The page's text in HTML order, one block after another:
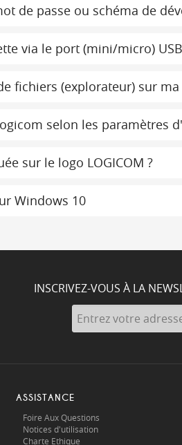
de passe ou schéma de
via le port (mini/micro)
fichiers (explorateur) sur
selon les paramètres
sur le logo LOGICOM ?
Windows 10
INSCRIVEZ-VOUS À LA
ASSISTANCE
Foire Aux Questions
Notices d'utilisation
Charte Ethique